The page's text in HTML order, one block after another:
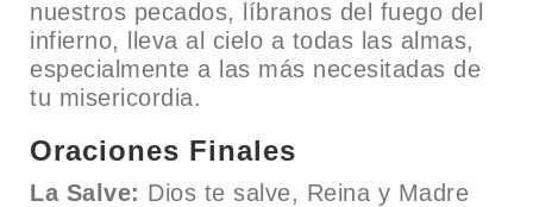
nuestros pecados, líbranos del fuego del
infierno, lleva al cielo a todas las almas,
especialmente a las más necesitadas de
tu misericordia.
Oraciones Finales
La Salve: Dios te salve, Reina y Madre